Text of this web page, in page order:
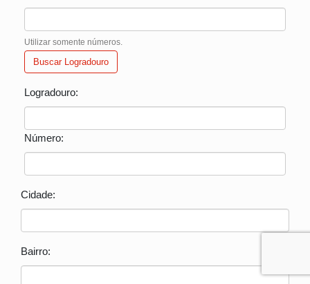
Utilizar somente números.
Buscar Logradouro
Logradouro:
Número:
Cidade:
Bairro: